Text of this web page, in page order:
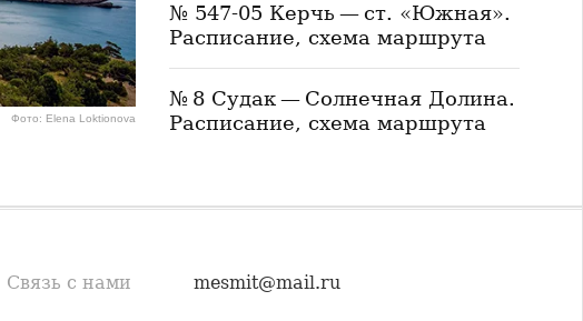
Фото: Elena Loktionova
№ 547-05 Керчь — ст. «Южная».
Расписание, схема маршрута
№ 8 Судак — Солнечная Долина.
Расписание, схема маршрута
Связь с нами mesmit@mail.ru